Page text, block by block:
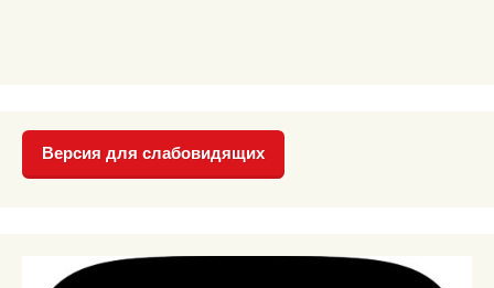
Версия для слабовидящих